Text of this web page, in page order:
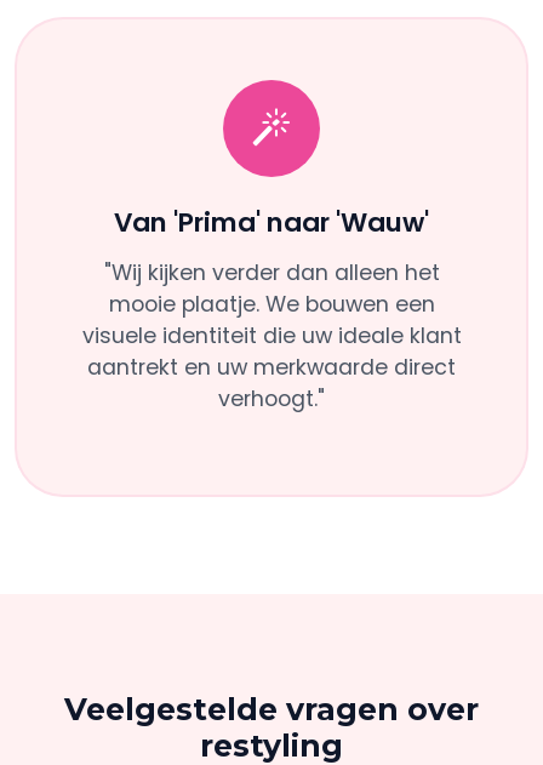
Van 'Prima' naar 'Wauw'
"Wij kijken verder dan alleen het
mooie plaatje. We bouwen een
visuele identiteit die uw ideale klant
aantrekt en uw merkwaarde direct
verhoogt."
Veelgestelde vragen over
restyling